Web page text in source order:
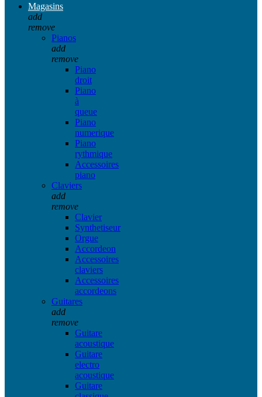
Magasins
add
remove
Pianos
add
remove
Piano
droit
Piano
à
queue
Piano
numerique
Piano
rythmique
Accessoires
piano
Claviers
add
remove
Clavier
Synthetiseur
Orgue
Accordeon
Accessoires
claviers
Accessoires
accordeons
Guitares
add
remove
Guitare
acoustique
Guitare
electro
acoustique
Guitare